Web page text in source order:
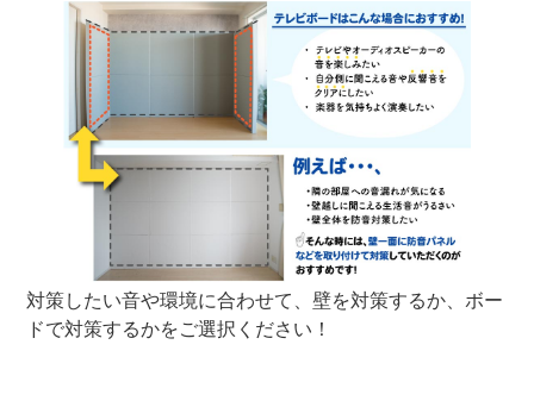
対策したい音や環境に合わせて、壁を対策するか、ボー
ドで対策するかをご選択ください！